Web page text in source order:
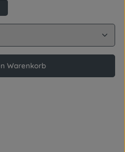
gewünschten Wert ein
Warenkorb